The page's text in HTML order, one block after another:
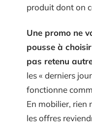
produit dont on
Une promo ne
pousse à
pas retenu
les « derniers
fonctionne
En mobilier, rien
les offres